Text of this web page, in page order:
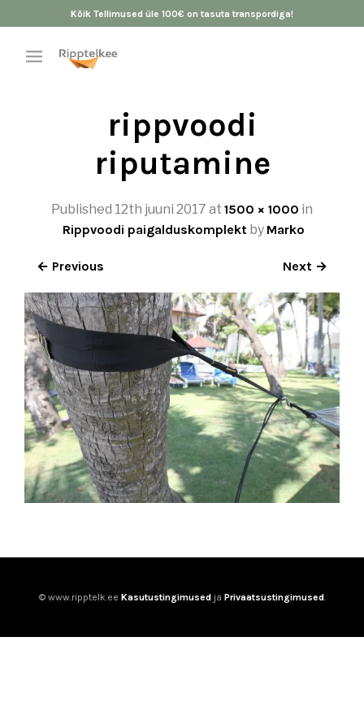
Kõik Tellimused üle 100€ on tasuta transpordiga!
rippvoodi
riputamine
Published 12th juuni 2017 at 1500 × 1000 in
Rippvoodi paigalduskomplektby Marko
← Previous Next →
© www.ripptelk.ee Kasutustingimusedja Privaatsustingimused.